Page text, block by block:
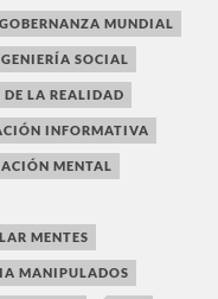
GOBERNANZA MUNDIAL
SOCIAL
LA REALIDAD
INFORMATIVA
MENTAL
MENTES
MANIPULADOS